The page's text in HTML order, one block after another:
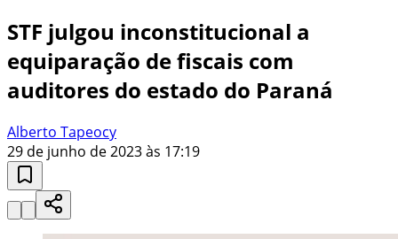
STF julgou inconstitucional a
equiparação de fiscais com
auditores do estado do Paraná
Alberto Tapeocy
29 de junho de 2023 às 17:19